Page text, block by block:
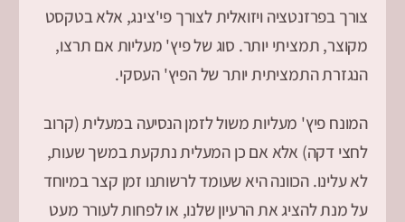
צורך בפרזנטציה ויזואלית לצורך פי'צינג, אלא בטקסט
מקוצר, תמציתי יותר. סוג של פיץ' מעליות אם תרצו,
הנגזרת התמציתית יותר של הפיץ' העסקי.
המונח פיץ' מעליות משול לזמן הנסיעה במעלית (קרוב
לחצי דקה) אלא אם כן המעלית נתקעת במשך שעות,
לא עלינו. הכוונה היא שעומד לרשותנו זמן קצר במיוחד
על מנת להציג את הרעיון שלנו, או לפחות לעורר מעט